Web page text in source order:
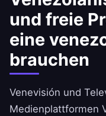
Inhalten weltweit.
und freie
eine
brauchen
Venevisión und
Medienplattformen